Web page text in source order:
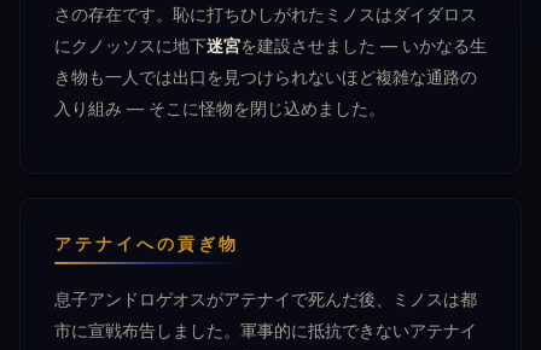
さの存在です。恥に打ちひしがれたミノスはダイダロス
にクノッソスに地下迷宮を建設させました — いかなる生
き物も一人では出口を見つけられないほど複雑な通路の
入り組み — そこに怪物を閉じ込めました。
アテナイへの貢ぎ物
息子アンドロゲオスがアテナイで死んだ後、ミノスは都
市に宣戦布告しました。軍事的に抵抗できないアテナイ